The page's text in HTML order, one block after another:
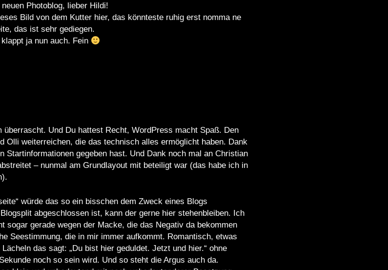
Photoblog, lieber Hildi!
Bild von dem Kutter hier, das könnteste ruhig erst nomma ne
das ist sehr gediegen.
ja nun auch. Fein
überrascht. Und Du hattest Recht, WordPress macht Spaß. Den
Olli weiterreichen, die das technisch alles ermöglicht haben. Dank
Startinformationen gegeben hast. Und Dank noch mal an Christian
– nunmal am Grundlayout mit beteiligt war (das habe ich in
würde das so ein bisschen dem Zweck eines Blogs
abgeschlossen ist, kann der gerne hier stehenbleiben. Ich
sogar gerade wegen der Macke, die das Negativ da bekommen
Seestimmung, die in mir immer aufkommt. Romantisch, etwas
das sagt: „Du bist hier geduldet. Jetzt und hier.“ ohne
noch so sein wird. Und so steht die Argus auch da.